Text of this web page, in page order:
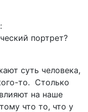
портрет?
суть человека,
то. Столько
на наше
что то, что у